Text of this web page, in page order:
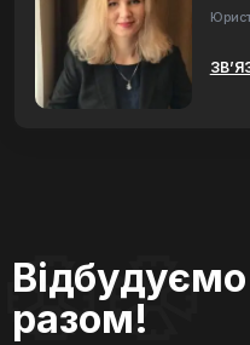
разом!